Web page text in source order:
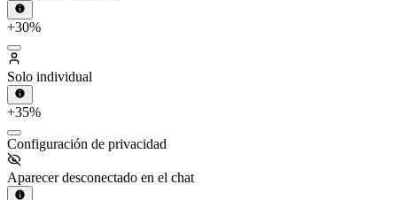
+30%
Solo individual
+35%
Configuración de privacidad
Aparecer desconectado en el chat